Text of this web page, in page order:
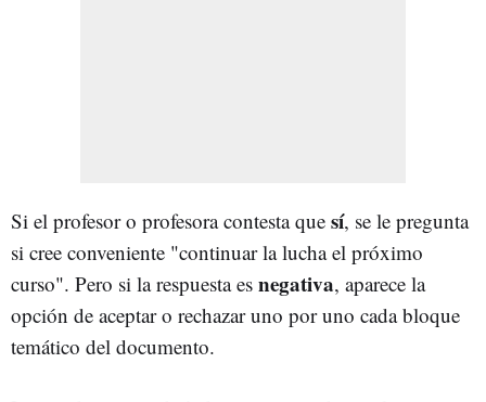
Si el profesor o profesora contesta que sí, se le pregunta
si cree conveniente "continuar la lucha el próximo
curso". Pero si la respuesta es negativa, aparece la
opción de aceptar o rechazar uno por uno cada bloque
temático del documento.